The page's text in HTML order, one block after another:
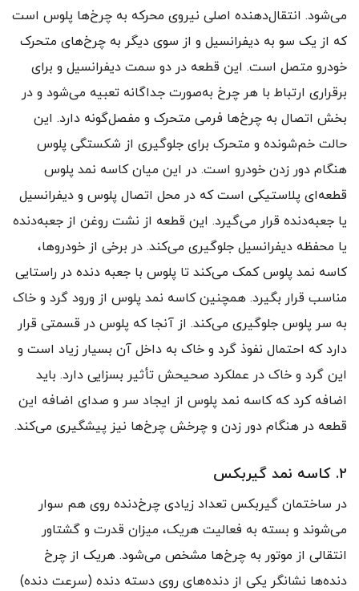
می‌شود. انتقال‌دهنده‌ اصلی نیروی محرکه به چرخ‌ها پلوس است
که از یک سو به دیفرانسیل و از سوی دیگر به چرخ‌های متحرک
خودرو متصل است. این قطعه در دو سمت دیفرانسیل و برای
برقراری ارتباط با هر چرخ به‌صورت جداگانه تعبیه می‌شود و در
بخش اتصال به چرخ‌ها فرمی متحرک و مفصل‌گونه دارد. این
حالت خم‌شونده و متحرک برای جلوگیری از شکستگی پلوس
هنگام دور زدن خودرو است. در این میان کاسه نمد پلوس
قطعه‌ای پلاستیکی است که در محل اتصال پلوس و دیفرانسیل
یا جعبه‌دنده قرار می‌گیرد. این قطعه از نشت روغن از جعبه‌دنده
یا محفظه دیفرانسیل جلوگیری می‌کند. در برخی از خودروها،
کاسه نمد پلوس کمک می‌کند تا پلوس با جعبه دنده در راستایی
مناسب قرار بگیرد. همچنین کاسه نمد پلوس از ورود گرد و خاک
به سر پلوس جلوگیری می‌کند. از آنجا که پلوس در قسمتی قرار
دارد که احتمال نفوذ گرد و خاک به داخل آن بسیار زیاد است و
این گرد و خاک در عملکرد صحیحش تأثیر بسزایی دارد. باید
اضافه کرد که کاسه نمد پلوس از ایجاد سر و صدای اضافه این
قطعه در هنگام دور زدن و چرخش چرخ‌ها نیز پیشگیری می‌کند.
۲. کاسه نمد گیربکس
در ساختمان گیربکس تعداد زیادی چرخ‌دنده روی هم سوار
می‌شوند و بسته به فعالیت هریک، میزان قدرت و گشتاور
انتقالی از موتور به چرخ‌ها مشخص می‌شود. هریک از چرخ
دنده‌ها نشانگر یکی از دنده‌های روی دسته دنده‌ (سرعت دنده‌)